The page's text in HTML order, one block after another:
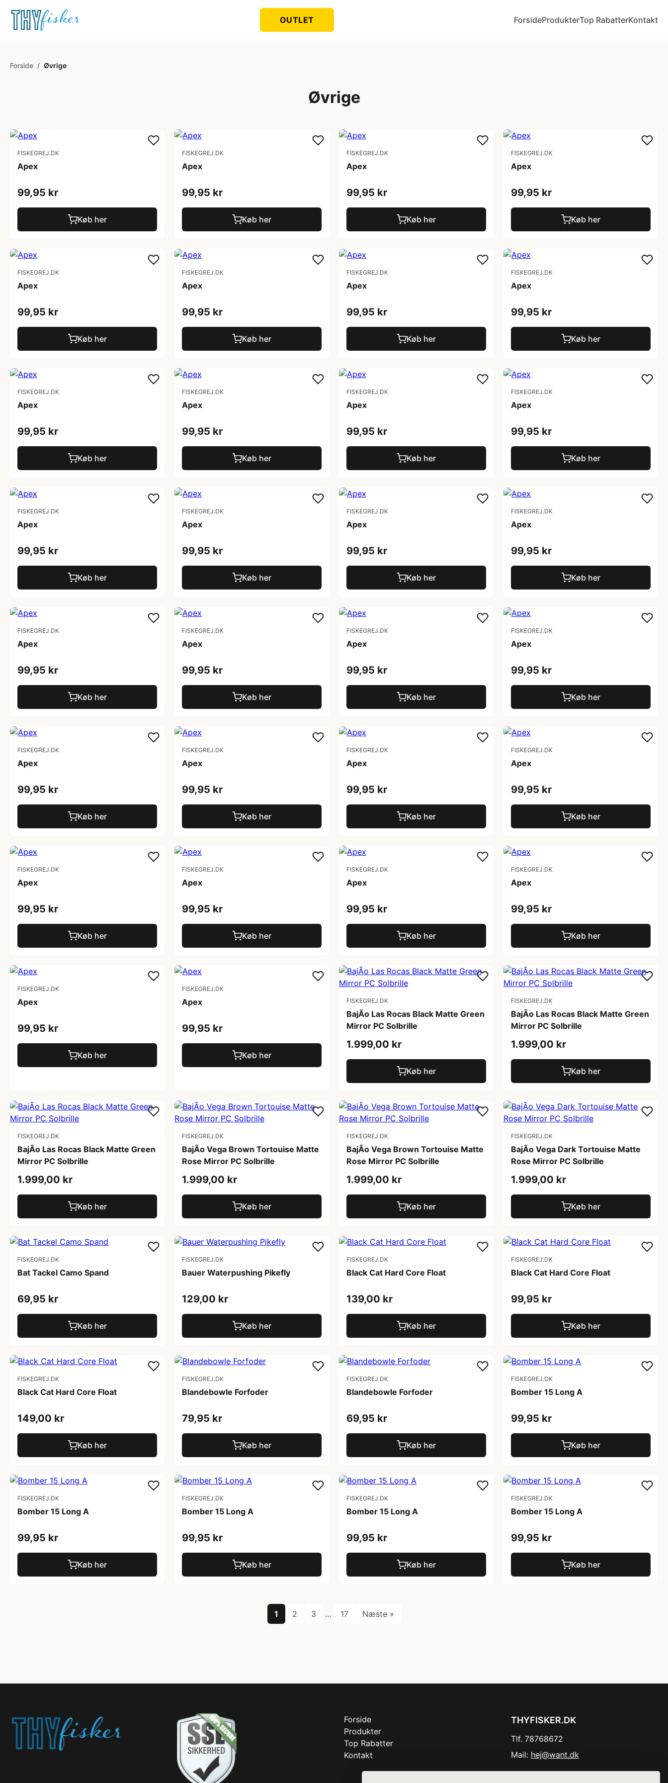
OUTLET ForsideProdukterTop RabatterKontakt
Forside / Øvrige
Øvrige
FISKEGREJ.DK
Apex
99,95 kr
Køb her
FISKEGREJ.DK
Apex
99,95 kr
Køb her
FISKEGREJ.DK
Apex
99,95 kr
Køb her
FISKEGREJ.DK
Apex
99,95 kr
Køb her
FISKEGREJ.DK
Apex
99,95 kr
Køb her
FISKEGREJ.DK
Apex
99,95 kr
Køb her
FISKEGREJ.DK
Apex
99,95 kr
Køb her
FISKEGREJ.DK
Apex
99,95 kr
Køb her
FISKEGREJ.DK
Apex
99,95 kr
Køb her
FISKEGREJ.DK
Apex
99,95 kr
Køb her
FISKEGREJ.DK
Apex
99,95 kr
Køb her
FISKEGREJ.DK
Apex
99,95 kr
Køb her
FISKEGREJ.DK
Apex
99,95 kr
Køb her
FISKEGREJ.DK
Apex
99,95 kr
Køb her
FISKEGREJ.DK
Apex
99,95 kr
Køb her
FISKEGREJ.DK
Apex
99,95 kr
Køb her
FISKEGREJ.DK
Apex
99,95 kr
Køb her
FISKEGREJ.DK
Apex
99,95 kr
Køb her
FISKEGREJ.DK
Apex
99,95 kr
Køb her
FISKEGREJ.DK
Apex
99,95 kr
Køb her
FISKEGREJ.DK
Apex
99,95 kr
Køb her
FISKEGREJ.DK
Apex
99,95 kr
Køb her
FISKEGREJ.DK
Apex
99,95 kr
Køb her
FISKEGREJ.DK
Apex
99,95 kr
Køb her
FISKEGREJ.DK
Apex
99,95 kr
Køb her
FISKEGREJ.DK
Apex
99,95 kr
Køb her
FISKEGREJ.DK
Apex
99,95 kr
Køb her
FISKEGREJ.DK
Apex
99,95 kr
Køb her
FISKEGREJ.DK
Apex
99,95 kr
Køb her
FISKEGREJ.DK
Apex
99,95 kr
Køb her
FISKEGREJ.DK
BajÃ­o Las Rocas Black Matte Green
Mirror PC Solbrille
1.999,00 kr
Køb her
FISKEGREJ.DK
BajÃ­o Las Rocas Black Matte Green
Mirror PC Solbrille
1.999,00 kr
Køb her
FISKEGREJ.DK
BajÃ­o Las Rocas Black Matte Green
Mirror PC Solbrille
1.999,00 kr
Køb her
FISKEGREJ.DK
BajÃ­o Vega Brown Tortouise Matte
Rose Mirror PC Solbrille
1.999,00 kr
Køb her
FISKEGREJ.DK
BajÃ­o Vega Brown Tortouise Matte
Rose Mirror PC Solbrille
1.999,00 kr
Køb her
FISKEGREJ.DK
BajÃ­o Vega Dark Tortouise Matte
Rose Mirror PC Solbrille
1.999,00 kr
Køb her
FISKEGREJ.DK
Bat Tackel Camo Spand
69,95 kr
Køb her
FISKEGREJ.DK
Bauer Waterpushing Pikefly
129,00 kr
Køb her
FISKEGREJ.DK
Black Cat Hard Core Float
139,00 kr
Køb her
FISKEGREJ.DK
Black Cat Hard Core Float
99,95 kr
Køb her
FISKEGREJ.DK
Black Cat Hard Core Float
149,00 kr
Køb her
FISKEGREJ.DK
Blandebowle Forfoder
79,95 kr
Køb her
FISKEGREJ.DK
Blandebowle Forfoder
69,95 kr
Køb her
FISKEGREJ.DK
Bomber 15 Long A
99,95 kr
Køb her
FISKEGREJ.DK
Bomber 15 Long A
99,95 kr
Køb her
FISKEGREJ.DK
Bomber 15 Long A
99,95 kr
Køb her
FISKEGREJ.DK
Bomber 15 Long A
99,95 kr
Køb her
FISKEGREJ.DK
Bomber 15 Long A
99,95 kr
Køb her
1 2 3 … 17 Næste »
Forside
Produkter
Top Rabatter
Kontakt
THYFISKER.DK
Tlf. 78768672
Mail: hej@want.dk